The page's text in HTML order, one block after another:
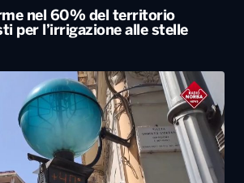
nel 60% del territorio
per l’irrigazione alle stelle